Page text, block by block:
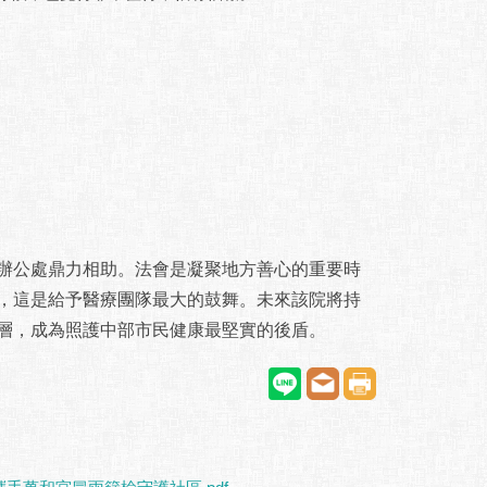
處鼎力相助。法會是凝聚地方善心的重要時
這是給予醫療團隊最大的鼓舞。未來該院將持
成為照護中部市民健康最堅實的後盾。